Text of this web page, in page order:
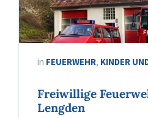
in FEUERWEHR, KINDER
Freiwillige
Lengden